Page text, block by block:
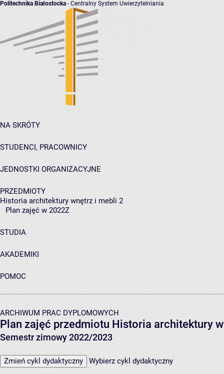
Politechnika Białostocka - Centralny System Uwierzytelniania
NA SKRÓTY
STUDENCI, PRACOWNICY
JEDNOSTKI ORGANIZACYJNE
PRZEDMIOTY
Historia architektury wnętrz i mebli 2
Plan zajęć w 2022Z
STUDIA
AKADEMIKI
POMOC
ARCHIWUM PRAC DYPLOMOWYCH
Plan zajęć przedmiotu Historia architektury
Semestr zimowy 2022/2023
Zmień cykl dydaktyczny Wybierz cykl dydaktyczny